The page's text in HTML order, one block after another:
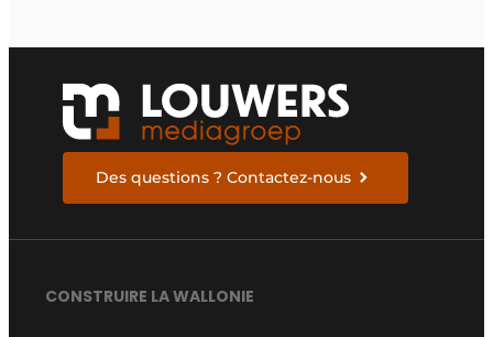
Des questions ? Contactez-nous
CONSTRUIRE LA WALLONIE